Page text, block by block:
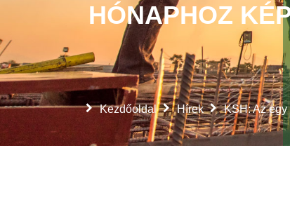
Kezdőoldal Hírek KSH: Az
HÓNAPHOZ